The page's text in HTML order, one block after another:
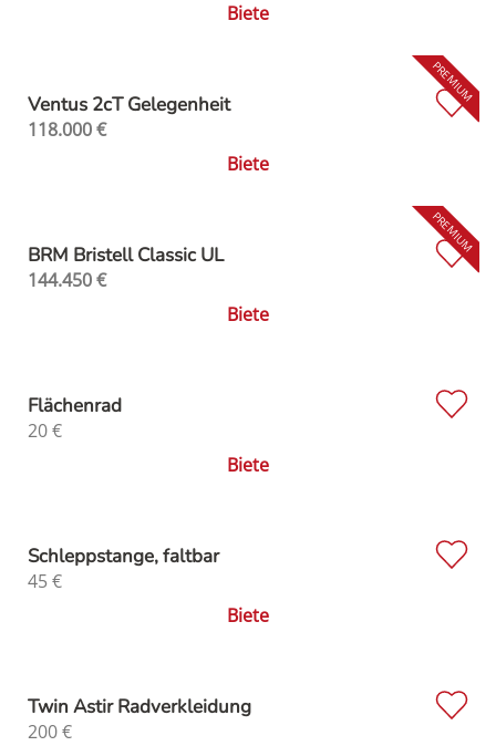
Biete
Ventus 2cT Gelegenheit
118.000€
Biete
BRM Bristell Classic UL
144.450€
Biete
Flächenrad
20€
Biete
Schleppstange, faltbar
45€
Biete
Twin Astir Radverkleidung
200€